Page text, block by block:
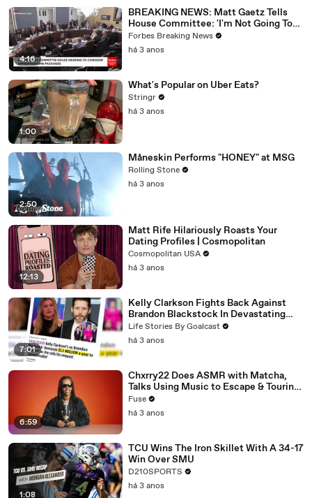
4:16
BREAKING NEWS: Matt Gaetz Tells
House Committee: 'I'm Not Going To
Vote For A Continuing Resolution'
Forbes Breaking News
há 3 anos
1:00
What's Popular on Uber Eats?
Stringr
há 3 anos
2:50
Måneskin Performs "HONEY" at MSG
Rolling Stone
há 3 anos
12:13
Matt Rife Hilariously Roasts Your
Dating Profiles | Cosmopolitan
Cosmopolitan USA
há 3 anos
7:01
Kelly Clarkson Fights Back Against
Brandon Blackstock In Devastating
Divorce Battle
Life Stories By Goalcast
há 3 anos
6:59
Chxrry22 Does ASMR with Matcha,
Talks Using Music to Escape & Touring
with The Weeknd
Fuse
há 3 anos
1:08
TCU Wins The Iron Skillet With A 34-17
Win Over SMU
D210SPORTS
há 3 anos